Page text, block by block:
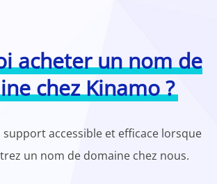
acheter un nom de
chez Kinamo ?
support accessible et efficace lorsque
un nom de domaine chez nous.